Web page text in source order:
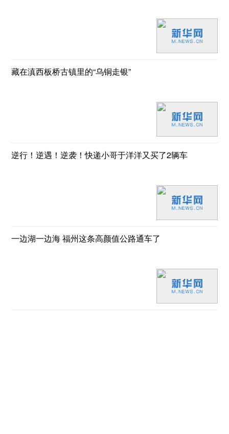
藏在滇西板桥古镇里的“乌铜走银”
逆行！逆遇！逆袭！快递小哥于洋洋又买了2辆车
一边湖一边海 福州这条高颜值公路通车了